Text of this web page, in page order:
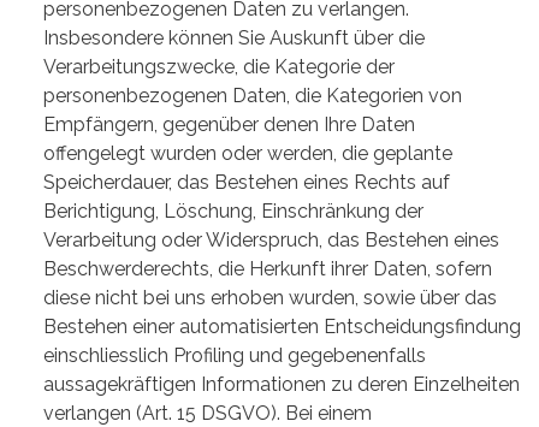
personenbezogenen Daten zu verlangen.
Insbesondere können Sie Auskunft über die
Verarbeitungszwecke, die Kategorie der
personenbezogenen Daten, die Kategorien von
Empfängern, gegenüber denen Ihre Daten
offengelegt wurden oder werden, die geplante
Speicherdauer, das Bestehen eines Rechts auf
Berichtigung, Löschung, Einschränkung der
Verarbeitung oder Widerspruch, das Bestehen eines
Beschwerderechts, die Herkunft ihrer Daten, sofern
diese nicht bei uns erhoben wurden, sowie über das
Bestehen einer automatisierten Entscheidungsfindung
einschliesslich Profiling und gegebenenfalls
aussagekräftigen Informationen zu deren Einzelheiten
verlangen (Art. 15 DSGVO). Bei einem